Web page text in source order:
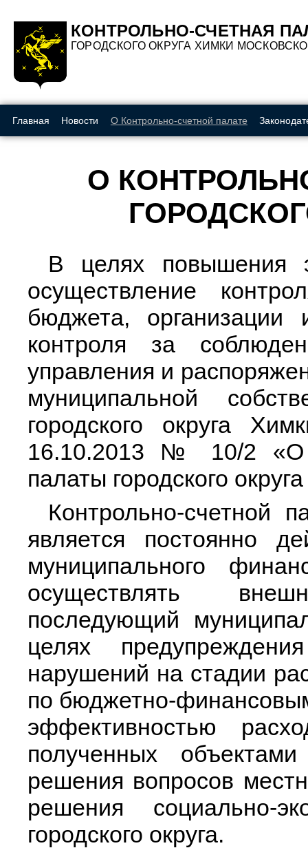
КОНТРОЛЬНО-СЧЕТНАЯ
ГОРОДСКОГО ОКРУГА ХИМКИ
Главная Новости О Контрольно-счетной палате
О
В целях повышения
осуществление
бюджета, организации
контроля за
управления и
муниципальной
городского округа
16.10.2013 № 10/2 «О
палаты городского
Контрольно-счетной
является постоянно
муниципального
осуществлять
последующий
целях
нарушений на стадии
по бюджетно-
эффективностью
полученных
решения вопросов
решения социально-
городского округа.